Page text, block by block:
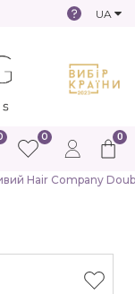
UA
0
0
Hair Company